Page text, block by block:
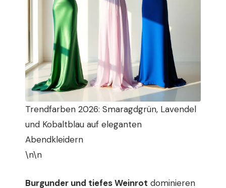
Trendfarben 2026: Smaragdgrün, Lavendel
und Kobaltblau auf eleganten
Abendkleidern
\n\n
Burgunder und tiefes Weinrot dominieren